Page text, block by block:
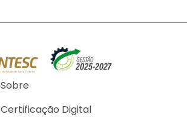
Sobre
Certificação Digital